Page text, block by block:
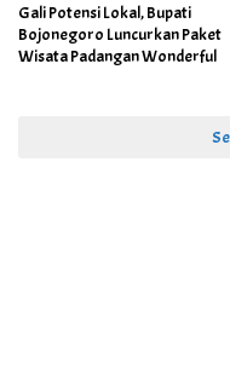
Gali Potensi Lokal, Bupati
Bojonegoro Luncurkan Paket
Wisata Padangan Wonderful